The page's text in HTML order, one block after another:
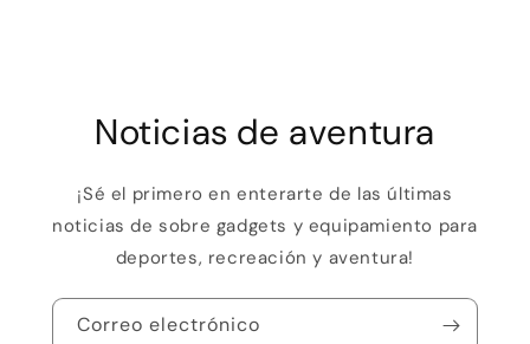
Noticias de aventura
¡Sé el primero en enterarte de las últimas
noticias de sobre gadgets y equipamiento para
deportes, recreación y aventura!
Correo electrónico